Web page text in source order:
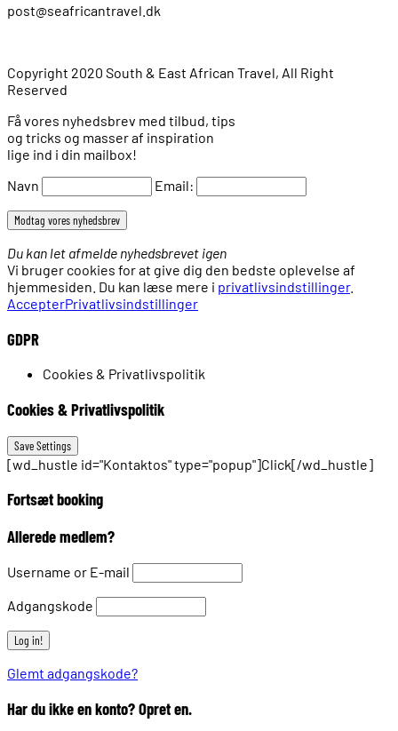
post@seafricantravel.dk
Copyright 2020 South & East African Travel, All Right
Reserved
Få vores nyhedsbrev med tilbud, tips
og tricks og masser af inspiration
lige ind i din mailbox!
Navn
Email:
Du kan let afmelde nyhedsbrevet igen
Vi bruger cookies for at give dig den bedste oplevelse af
hjemmesiden. Du kan læse mere i privatlivsindstillinger.
AccepterPrivatlivsindstillinger
GDPR
Cookies & Privatlivspolitik
Cookies & Privatlivspolitik
[wd_hustle id="Kontaktos" type="popup"]Click[/wd_hustle]
Fortsæt booking
Allerede medlem?
Username or E-mail
Adgangskode
Glemt adgangskode?
Har du ikke en konto? Opret en.